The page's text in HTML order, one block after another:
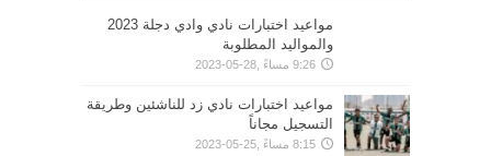
مواعيد اختبارات نادي وادي دجلة 2023
والمواليد المطلوبة
9:26 مساءً ,28-05-2023
مواعيد اختبارات نادي زد للناشئين وطريقة
التسجيل مجاناً
8:15 مساءً ,25-05-2023